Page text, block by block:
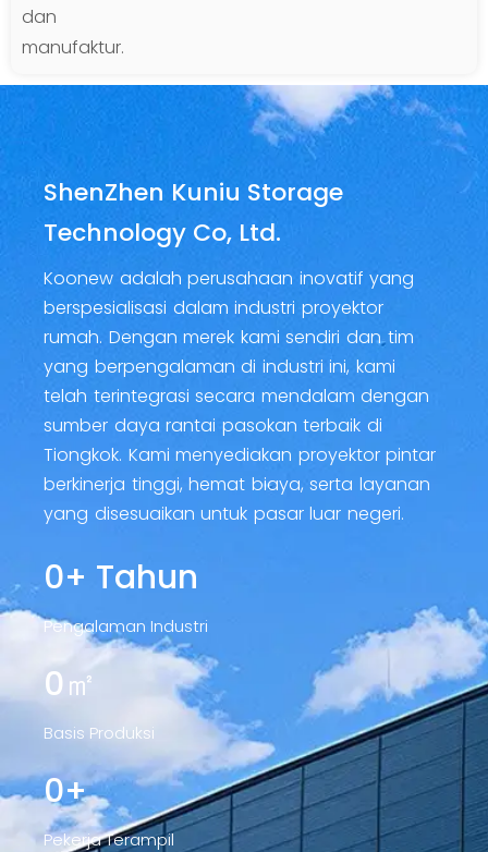
dan
manufaktur.
ShenZhen Kuniu Storage
Technology Co, Ltd.
Koonew adalah perusahaan inovatif yang
berspesialisasi dalam industri proyektor
rumah. Dengan merek kami sendiri dan tim
yang berpengalaman di industri ini, kami
telah terintegrasi secara mendalam dengan
sumber daya rantai pasokan terbaik di
Tiongkok. Kami menyediakan proyektor pintar
berkinerja tinggi, hemat biaya, serta layanan
yang disesuaikan untuk pasar luar negeri.
Pengalaman Industri
0+ Tahun
Basis Produksi
0㎡
Pekerja Terampil
0+